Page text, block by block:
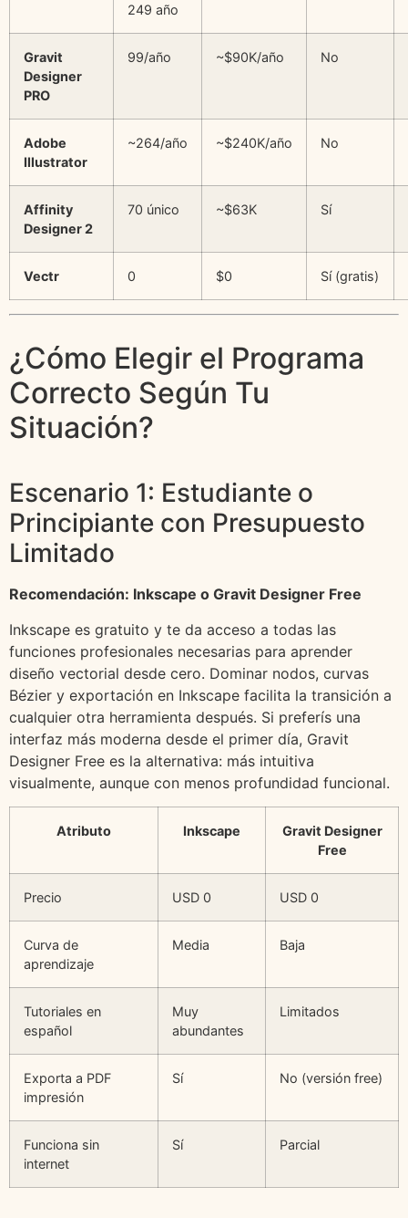
249 año
Gravit
Designer
PRO
99/año ~$90K/año No
Adobe
Illustrator
~264/año ~$240K/año No
Affinity
Designer 2
70 único ~$63K Sí
Vectr 0 $0 Sí (gratis)
¿Cómo Elegir el Programa
Correcto Según Tu
Situación?
Escenario 1: Estudiante o
Principiante con Presupuesto
Limitado
Recomendación: Inkscape o Gravit Designer Free
Inkscape es gratuito y te da acceso a todas las
funciones profesionales necesarias para aprender
diseño vectorial desde cero. Dominar nodos, curvas
Bézier y exportación en Inkscape facilita la transición a
cualquier otra herramienta después. Si preferís una
interfaz más moderna desde el primer día, Gravit
Designer Free es la alternativa: más intuitiva
visualmente, aunque con menos profundidad funcional.
Atributo Inkscape
Gravit Designer
Free
Precio USD 0 USD 0
Curva de
aprendizaje
Media Baja
Tutoriales en
español
Muy
abundantes
Limitados
Exporta a PDF
impresión
Sí No (versión free)
Funciona sin
internet
Sí Parcial